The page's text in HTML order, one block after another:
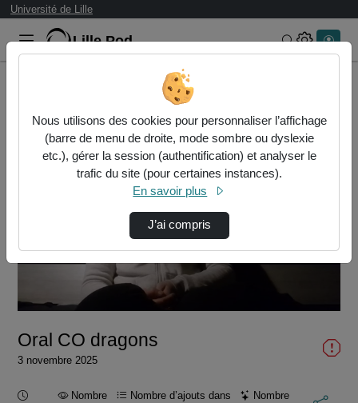
Université de Lille
Lille.Pod Rechercher
Oral CO dragons
Lire
la
vidéo
Oral CO dragons
3 novembre 2025
Durée : Nombre
Nombre d’ajouts dans
Nombre
Nous utilisons des cookies pour personnaliser l’affichage
(barre de menu de droite, mode sombre ou dyslexie
etc.), gérer la session (authentification) et analyser le
trafic du site (pour certaines instances).
En savoir plus
J’ai compris